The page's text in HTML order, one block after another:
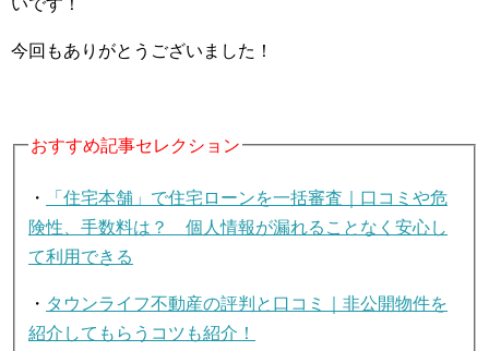
今回もありがとうございました！
おすすめ記事セレクション
・
「住宅本舗」で住宅ローンを一括審査｜口コミや危
険性、手数料は？ 個人情報が漏れることなく安心し
て利用できる
・ タウンライフ不動産の評判と口コミ｜非公開物件を
紹介してもらうコツも紹介！